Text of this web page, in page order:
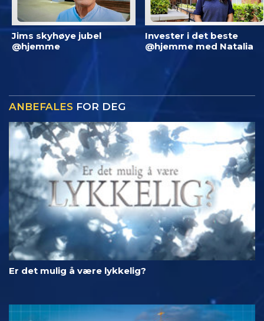
Jims skyhøye jubel
@hjemme
Invester i det beste
@hjemme med Natalia
ANBEFALES FOR DEG
Er det mulig å være lykkelig?